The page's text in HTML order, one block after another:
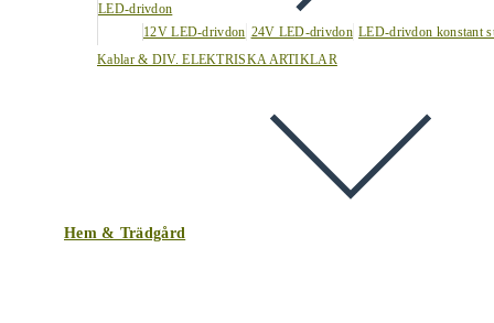
LED-drivdon
12V LED-drivdon 24V LED-drivdon LED-drivdon konstant
Kablar & DIV. ELEKTRISKA ARTIKLAR
Hem & Trädgård